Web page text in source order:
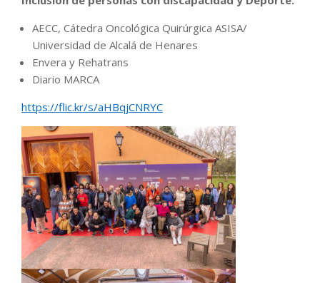
AECC, Cátedra Oncológica Quirúrgica ASISA/
Universidad de Alcalá de Henares
Envera y Rehatrans
Diario MARCA
https://flic.kr/s/aHBqjCNRYC